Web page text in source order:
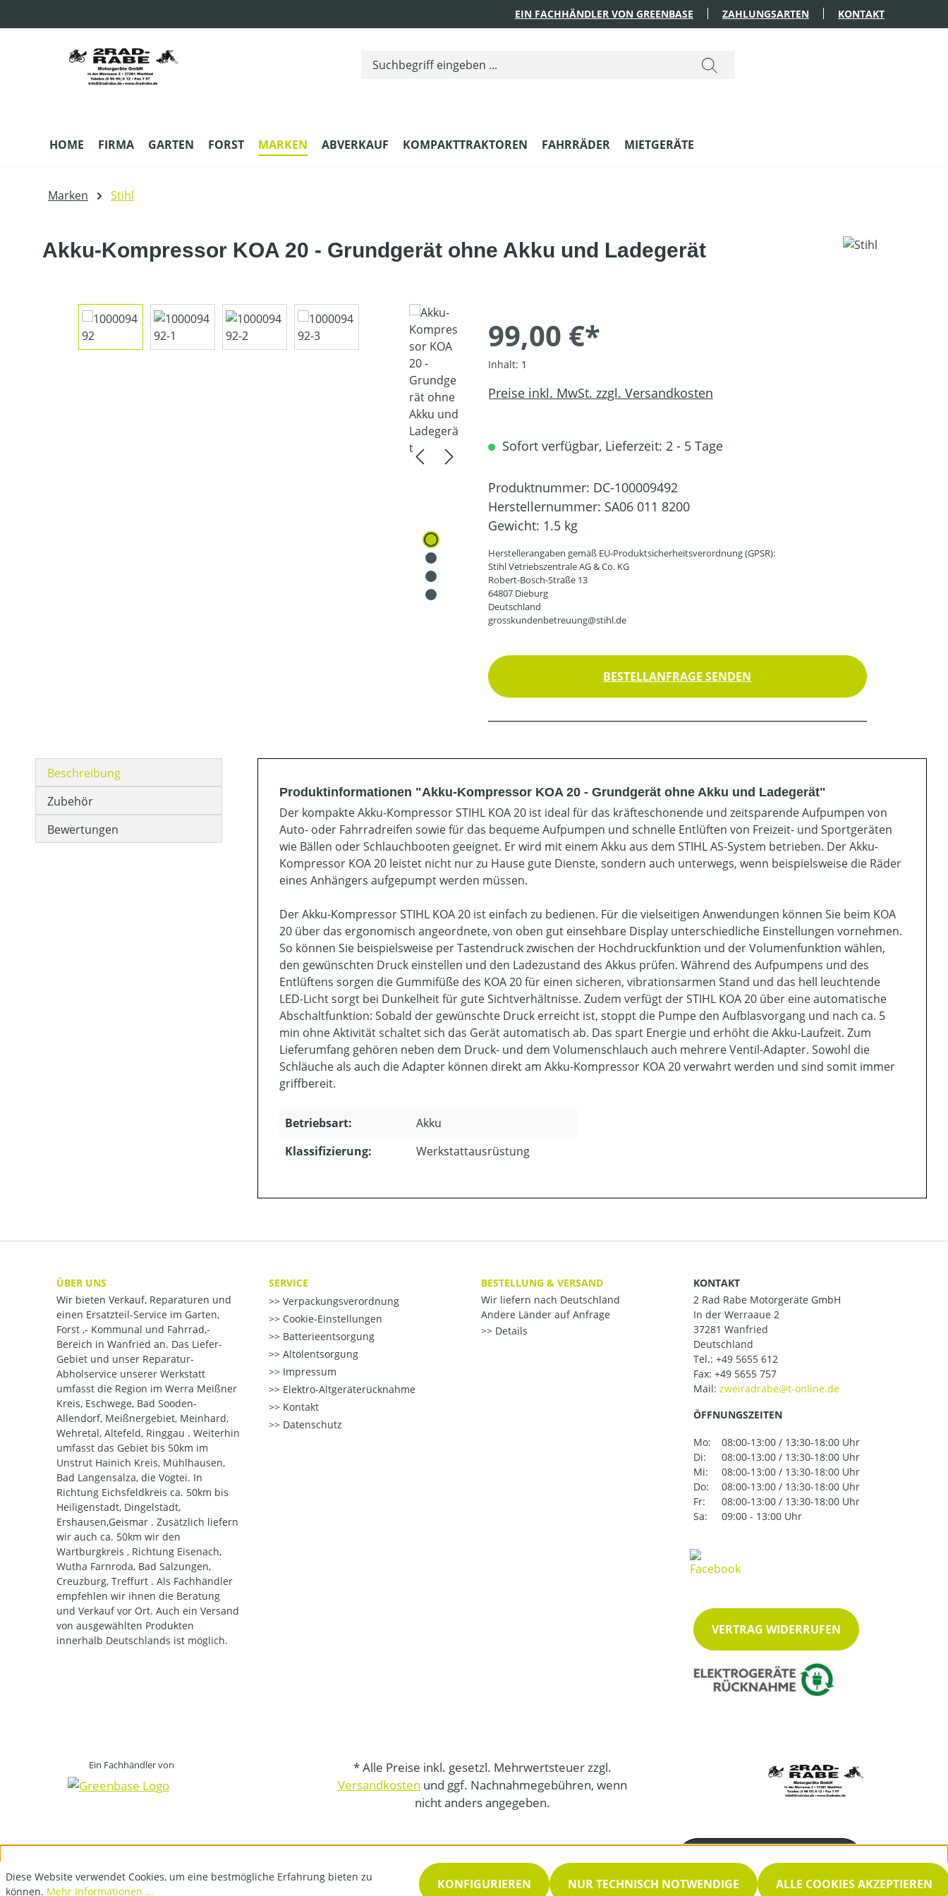
EIN FACHHÄNDLER VON GREENBASE ZAHLUNGSARTEN KONTAKT
HOME FIRMA GARTEN FORST MARKEN ABVERKAUF KOMPAKTTRAKTOREN FAHRRÄDER MIETGERÄTE
Marken Stihl
Akku-Kompressor KOA 20 - Grundgerät ohne Akku und Ladegerät
Bildergalerie überspringen
99,00 €*
Inhalt: 1
Preise inkl. MwSt. zzgl. Versandkosten
Sofort verfügbar, Lieferzeit: 2 - 5 Tage
Produktnummer: DC-100009492
Herstellernummer: SA06 011 8200
Gewicht: 1.5 kg
Herstellerangaben gemäß EU-Produktsicherheitsverordnung (GPSR):
Stihl Vetriebszentrale AG & Co. KG
Robert-Bosch-Straße 13
64807 Dieburg
Deutschland
grosskundenbetreuung@stihl.de
BESTELLANFRAGE SENDEN
Beschreibung
Zubehör
Bewertungen
Produktinformationen "Akku-Kompressor KOA 20 - Grundgerät ohne Akku und Ladegerät"
Der kompakte Akku-Kompressor STIHL KOA 20 ist ideal für das kräfteschonende und zeitsparende Aufpumpen von
Auto- oder Fahrradreifen sowie für das bequeme Aufpumpen und schnelle Entlüften von Freizeit- und Sportgeräten
wie Bällen oder Schlauchbooten geeignet. Er wird mit einem Akku aus dem STIHL AS-System betrieben. Der Akku-
Kompressor KOA 20 leistet nicht nur zu Hause gute Dienste, sondern auch unterwegs, wenn beispielsweise die Räder
eines Anhängers aufgepumpt werden müssen.
Der Akku-Kompressor STIHL KOA 20 ist einfach zu bedienen. Für die vielseitigen Anwendungen können Sie beim KOA
20 über das ergonomisch angeordnete, von oben gut einsehbare Display unterschiedliche Einstellungen vornehmen.
So können Sie beispielsweise per Tastendruck zwischen der Hochdruckfunktion und der Volumenfunktion wählen,
den gewünschten Druck einstellen und den Ladezustand des Akkus prüfen. Während des Aufpumpens und des
Entlüftens sorgen die Gummifüße des KOA 20 für einen sicheren, vibrationsarmen Stand und das hell leuchtende
LED-Licht sorgt bei Dunkelheit für gute Sichtverhältnisse. Zudem verfügt der STIHL KOA 20 über eine automatische
Abschaltfunktion: Sobald der gewünschte Druck erreicht ist, stoppt die Pumpe den Aufblasvorgang und nach ca. 5
min ohne Aktivität schaltet sich das Gerät automatisch ab. Das spart Energie und erhöht die Akku-Laufzeit. Zum
Lieferumfang gehören neben dem Druck- und dem Volumenschlauch auch mehrere Ventil-Adapter. Sowohl die
Schläuche als auch die Adapter können direkt am Akku-Kompressor KOA 20 verwahrt werden und sind somit immer
griffbereit.
Betriebsart:
Akku
Klassifizierung:
Werkstattausrüstung
ÜBER UNS
Wir bieten Verkauf, Reparaturen und
einen Ersatzteil-Service im Garten,
Forst ,- Kommunal und Fahrrad,-
Bereich in Wanfried an. Das Liefer-
Gebiet und unser Reparatur-
Abholservice unserer Werkstatt
umfasst die Region im Werra Meißner
Kreis, Eschwege, Bad Sooden-
Allendorf, Meißnergebiet, Meinhard,
Wehretal, Altefeld, Ringgau . Weiterhin
umfasst das Gebiet bis 50km im
Unstrut Hainich Kreis, Mühlhausen,
Bad Langensalza, die Vogtei. In
Richtung Eichsfeldkreis ca. 50km bis
Heiligenstadt, Dingelstädt,
Ershausen,Geismar . Zusätzlich liefern
wir auch ca. 50km wir den
Wartburgkreis , Richtung Eisenach,
Wutha Farnroda, Bad Salzungen,
Creuzburg, Treffurt . Als Fachhändler
empfehlen wir ihnen die Beratung
und Verkauf vor Ort. Auch ein Versand
von ausgewählten Produkten
innerhalb Deutschlands ist möglich.
SERVICE
Verpackungsverordnung
Cookie-Einstellungen
Batterieentsorgung
Altölentsorgung
Impressum
Elektro-Altgeräterücknahme
Kontakt
Datenschutz
BESTELLUNG & VERSAND
Wir liefern nach Deutschland
Andere Länder auf Anfrage
Details
KONTAKT
2 Rad Rabe Motorgeräte GmbH
In der Werraaue 2
37281 Wanfried
Deutschland
Tel.: +49 5655 612
Fax: +49 5655 757
Mail:
ÖFFNUNGSZEITEN
Mo:
08:00-13:00 / 13:30-18:00 Uhr
Di:
08:00-13:00 / 13:30-18:00 Uhr
Mi:
08:00-13:00 / 13:30-18:00 Uhr
Do:
08:00-13:00 / 13:30-18:00 Uhr
Fr:
08:00-13:00 / 13:30-18:00 Uhr
Sa:
09:00 - 13:00 Uhr
VERTRAG WIDERRUFEN
Ein Fachhändler von
* Alle Preise inkl. gesetzl. Mehrwertsteuer zzgl.
Versandkosten und ggf. Nachnahmegebühren, wenn
nicht anders angegeben.
05655 612
Diese Website verwendet Cookies, um eine bestmögliche Erfahrung bieten zu
können. Mehr Informationen ... NUR TECHNISCH NOTWENDIGE
KONFIGURIEREN ALLE COOKIES AKZEPTIEREN